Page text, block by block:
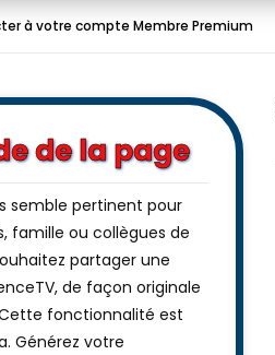
à votre compte Membre Premium
de la page
semble pertinent pour
famille ou collègues de
partager une
de façon originale
fonctionnalité est
Générez votre